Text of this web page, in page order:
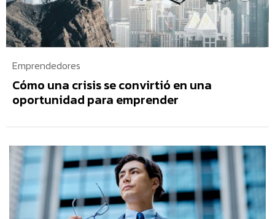
Emprendedores
Cómo una crisis se convirtió en una
oportunidad para emprender